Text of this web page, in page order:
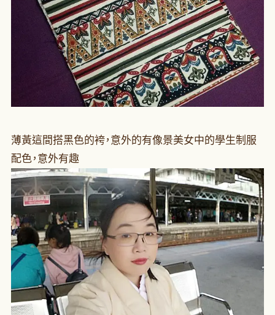
薄黃這間搭黑色的袴，意外的有像景美女中的學生制服
配色，意外有趣